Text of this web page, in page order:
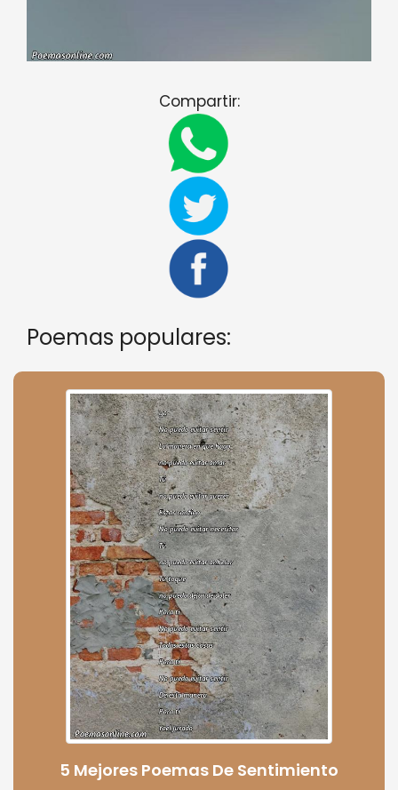
Compartir:
Poemas populares:
5 Mejores Poemas De Sentimiento